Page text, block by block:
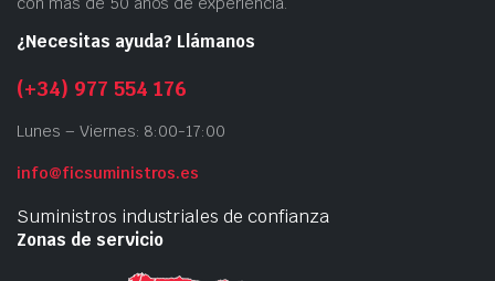
¿Necesitas ayuda? Llámanos
(+34) 977 554 176
Lunes – Viernes: 8:00-17:00
info@ficsuministros.es
Suministros industriales de confianza
Zonas de servicio